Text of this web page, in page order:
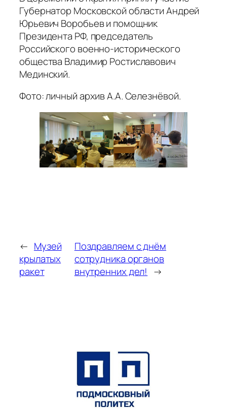
Губернатор Московской области Андрей
Юрьевич Воробьев и помощник
Президента РФ, председатель
Российского военно-исторического
общества Владимир Ростиславович
Мединский.
Фото: личный архив А.А. Селезнёвой.
← Музей
крылатых
ракет
Поздравляем с днём
сотрудника органов
внутренних дел! →